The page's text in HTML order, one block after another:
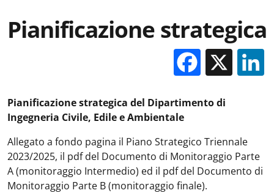
Pianificazione strategica
X
Pianificazione strategica del Dipartimento di
Ingegneria Civile, Edile e Ambientale
Allegato a fondo pagina il Piano Strategico Triennale
2023/2025, il pdf del Documento di Monitoraggio Parte
A (monitoraggio Intermedio) ed il pdf del Documento di
Monitoraggio Parte B (monitoraggio finale).